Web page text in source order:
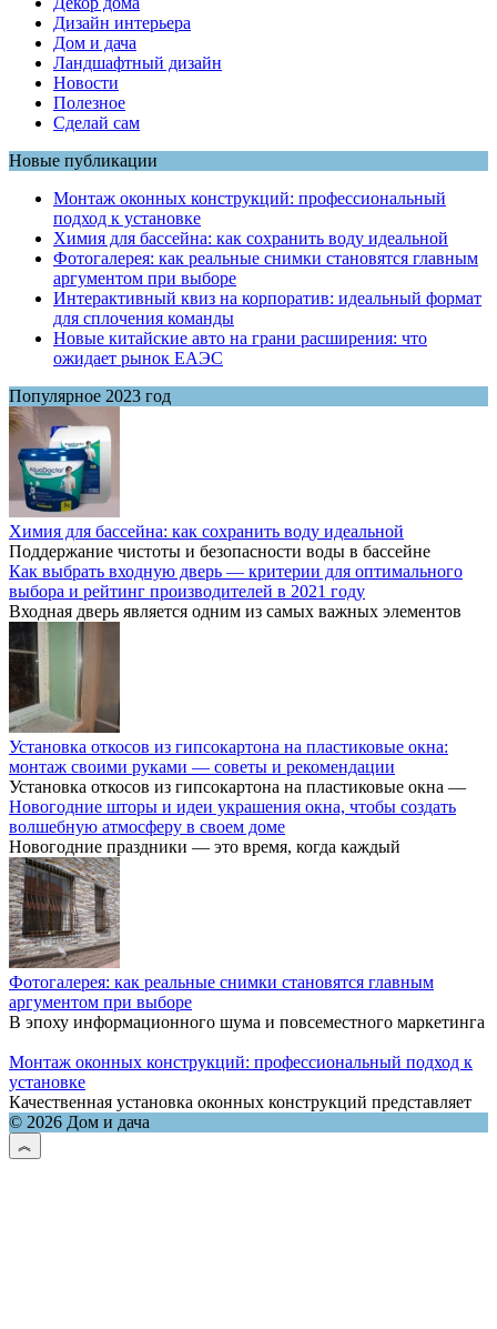
Дизайн интерьера
Дом и дача
Ландшафтный дизайн
Новости
Полезное
Сделай сам
Новые публикации
Монтаж оконных конструкций: профессиональный
подход к установке
Химия для бассейна: как сохранить воду идеальной
Фотогалерея: как реальные снимки становятся главным
аргументом при выборе
Интерактивный квиз на корпоратив: идеальный формат
для сплочения команды
Новые китайские авто на грани расширения: что
ожидает рынок ЕАЭС
Популярное 2023 год
Химия для бассейна: как сохранить воду идеальной
Поддержание чистоты и безопасности воды в бассейне
Как выбрать входную дверь — критерии для оптимального
выбора и рейтинг производителей в 2021 году
Входная дверь является одним из самых важных элементов
Установка откосов из гипсокартона на пластиковые окна:
монтаж своими руками — советы и рекомендации
Установка откосов из гипсокартона на пластиковые окна —
Новогодние шторы и идеи украшения окна, чтобы создать
волшебную атмосферу в своем доме
Новогодние праздники — это время, когда каждый
Фотогалерея: как реальные снимки становятся главным
аргументом при выборе
В эпоху информационного шума и повсеместного маркетинга
Монтаж оконных конструкций: профессиональный подход к
установке
Качественная установка оконных конструкций представляет
© 2026 Дом и дача